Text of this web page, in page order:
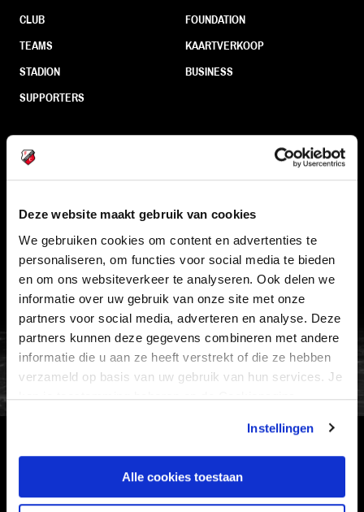
Deze website maakt gebruik van cookies
We gebruiken cookies om content en advertenties te
personaliseren, om functies voor social media te bieden
en om ons websiteverkeer te analyseren. Ook delen we
informatie over uw gebruik van onze site met onze
partners voor social media, adverteren en analyse. Deze
partners kunnen deze gegevens combineren met andere
informatie die u aan ze heeft verstrekt of die ze hebben
verzameld op basis van uw gebruik van hun services. Je
kan je toestemming beheren op de Cookiepagina.
Instellingen
Alle cookies toestaan
CLUB
TEAMS
STADION
SUPPORTERS
FOUNDATION
KAARTVERKOOP
BUSINESS
Informatie
VEELGESTELDE VRAGEN
CONTACT
WERKEN BIJ
FC Utrecht<br>vanuit<br>het
HOOFDSPONSOR